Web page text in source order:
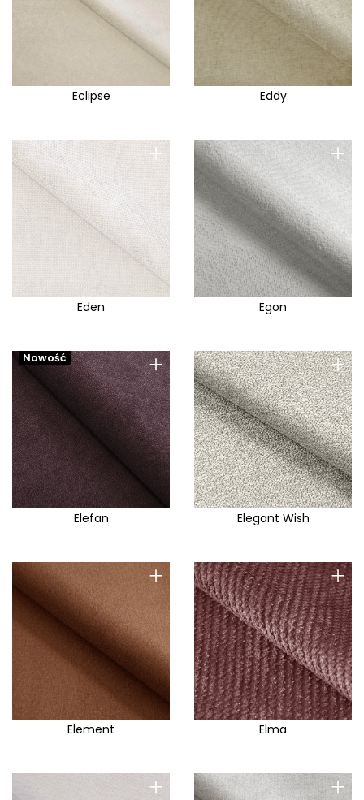
Eclipse Eddy
+
Eden
+
Egon
+
Nowość
Elefan
+
Elegant Wish
+
Element
+
Elma
+ +